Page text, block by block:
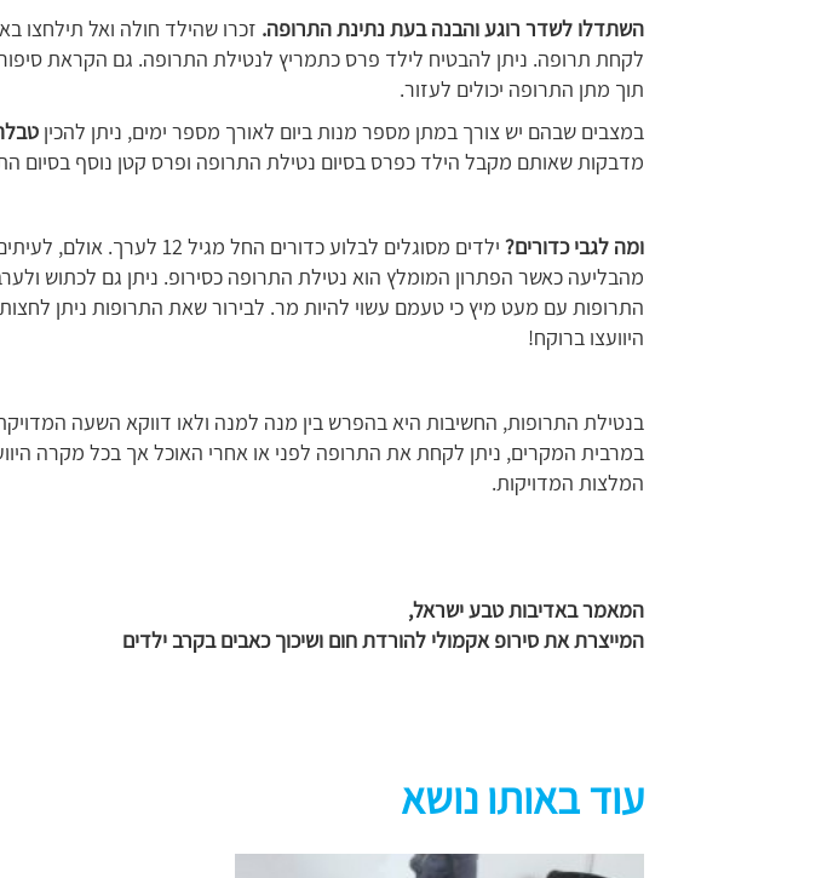
השתדלו לשדר רוגע והבנה בעת נתינת התרופה. זכרו שהילד חולה ואל תילחצו
לקחת תרופה. ניתן להבטיח לילד פרס כתמריץ לנטילת התרופה. גם הקראת סיפור
תוך מתן התרופה יכולים לעזור.
במצבים שבהם יש צורך במתן מספר מנות ביום לאורך מספר ימים, ניתן להכין
מדבקות שאותם מקבל הילד כפרס בסיום נטילת התרופה ופרס קטן נוסף בסיום
ומה לגבי כדורים?
ילדים מסוגלים לבלוע כדורים החל מגיל
מהבליעה כאשר הפתרון המומלץ הוא נטילת התרופה כסירופ. ניתן גם לכתוש
התרופות עם מעט מיץ כי טעמם עשוי להיות מר. לבירור שאת התרופות ניתן
היוועצו ברוקח!
בנטילת התרופות, החשיבות היא בהפרש בין מנה למנה ולאו דווקא השעה
במרבית המקרים, ניתן לקחת את התרופה לפני או אחרי האוכל אך בכל מקרה
המלצות המדויקות.
המאמר באדיבות טבע ישראל,
המייצרת את סירופ אקמולי להורדת חום ושיכוך כאבים בקרב ילדים
עוד באותו נושא